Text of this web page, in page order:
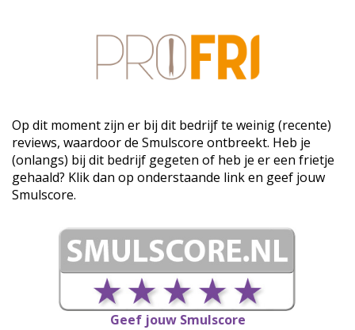
Op dit moment zijn er bij dit bedrijf te weinig (recente)
reviews, waardoor de Smulscore ontbreekt. Heb je
(onlangs) bij dit bedrijf gegeten of heb je er een frietje
gehaald? Klik dan op onderstaande link en geef jouw
Smulscore.
Geef jouw Smulscore